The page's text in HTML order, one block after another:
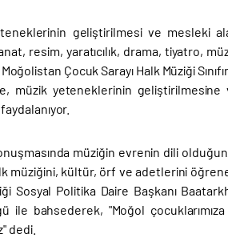
geliştirilmesi ve mesleki
resim, yaratıcılık, drama, tiyatro,
Çocuk Sarayı Halk Müziği
müzik yeteneklerinin
müziğin evrenin dili
müziğini, kültür, örf ve adetlerini
Politika Daire Başkanı
ile bahsederek, "Moğol
dedi.